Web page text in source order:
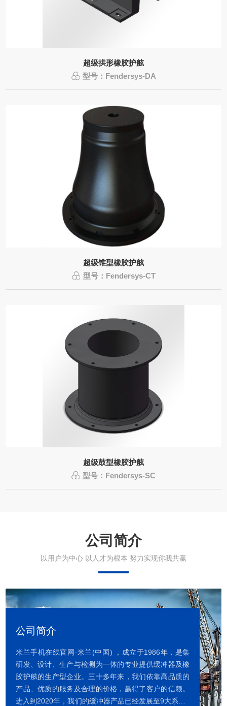
超级拱形橡胶护舷
型号：Fendersys-DA
超级锥型橡胶护舷
型号：Fendersys-CT
超级鼓型橡胶护舷
型号：Fendersys-SC
公司简介
以用户为中心 以人才为根本 努力实现你我共赢
公司简介
米兰手机在线官网-米兰(中国) ，成立于1986年，是集
研发、设计、生产与检测为一体的专业提供缓冲器及橡
胶护舷的生产型企业。三十多年来，我们依靠高品质的
产品、优质的服务及合理的价格，赢得了客户的信赖。
进入到2020年，我们的缓冲器产品已经发展至9大系列1